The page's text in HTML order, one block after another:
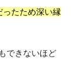
たため深い縁
できないほど